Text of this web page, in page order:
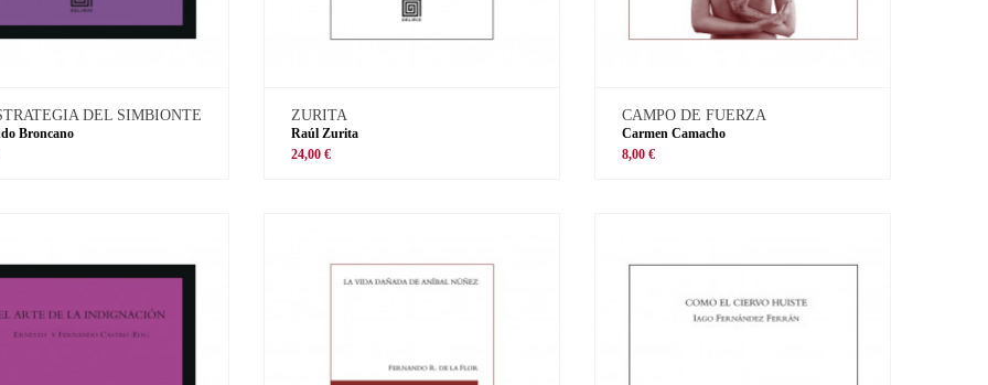
DEL SIMBIONTE
Broncano
ZURITA
Raúl Zurita
24,00 €
CAMPO DE FUERZA
Carmen Camacho
8,00 €